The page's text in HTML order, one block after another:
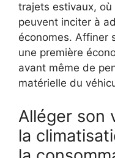
trajets estivaux, où
peuvent inciter à
économes. Affiner
une première
avant même de
matérielle du
Alléger son
la